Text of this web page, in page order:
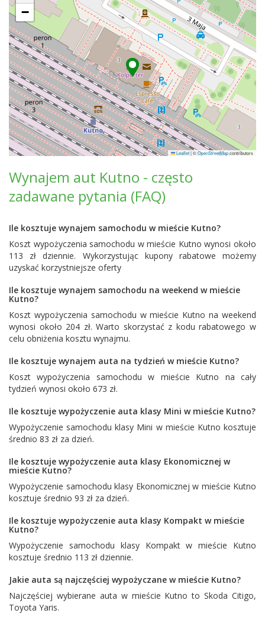
−
Leaflet|©OpenStreetMapcontributors
Wynajem aut Kutno - często
zadawane pytania (FAQ)
Ile kosztuje wynajem samochodu w mieście Kutno?
Koszt wypożyczenia samochodu w mieście Kutno wynosi około
113 zł dziennie. Wykorzystując kupony rabatowe możemy
uzyskać korzystniejsze oferty
Ile kosztuje wynajem samochodu na weekend w mieście
Kutno?
Koszt wypożyczenia samochodu w mieście Kutno na weekend
wynosi około 204 zł. Warto skorzystać z kodu rabatowego w
celu obniżenia kosztu wynajmu.
Ile kosztuje wynajem auta na tydzień w mieście Kutno?
Koszt wypożyczenia samochodu w mieście Kutno na cały
tydzień wynosi około 673 zł.
Ile kosztuje wypożyczenie auta klasy Mini w mieście Kutno?
Wypożyczenie samochodu klasy Mini w mieście Kutno kosztuje
średnio 83 zł za dzień.
Ile kosztuje wypożyczenie auta klasy Ekonomicznej w
mieście Kutno?
Wypożyczenie samochodu klasy Ekonomicznej w mieście Kutno
kosztuje średnio 93 zł za dzień.
Ile kosztuje wypożyczenie auta klasy Kompakt w mieście
Kutno?
Wypożyczenie samochodu klasy Kompakt w mieście Kutno
kosztuje średnio 113 zł dziennie.
Jakie auta są najczęściej wypożyczane w mieście Kutno?
Najczęściej wybierane auta w mieście Kutno toSkoda Citigo,
Toyota Yaris.